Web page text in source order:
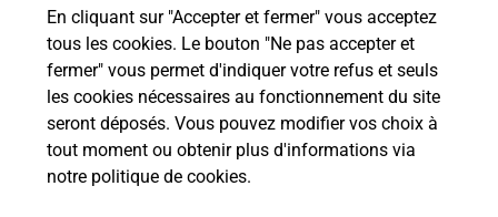
En cliquant sur "Accepter et fermer" vous acceptez
tous les cookies. Le bouton "Ne pas accepter et
fermer" vous permet d'indiquer votre refus et seuls
les cookies nécessaires au fonctionnement du site
seront déposés. Vous pouvez modifier vos choix à
tout moment ou obtenir plus d'informations via
notre politique de cookies.
Comment envoyer un colis ou faire un
retour chez un e-commerçant sans se
déplacer ?
Envoyer un petit colis au meilleur
prix ?